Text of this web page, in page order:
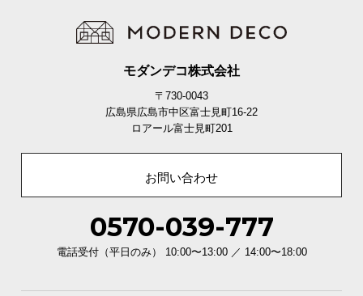
モダンデコ株式会社
〒730-0043
広島県広島市中区富士見町16-22
ロアール富士見町201
お問い合わせ
0570-039-777
電話受付（平日のみ） 10:00〜13:00 ／ 14:00〜18:00